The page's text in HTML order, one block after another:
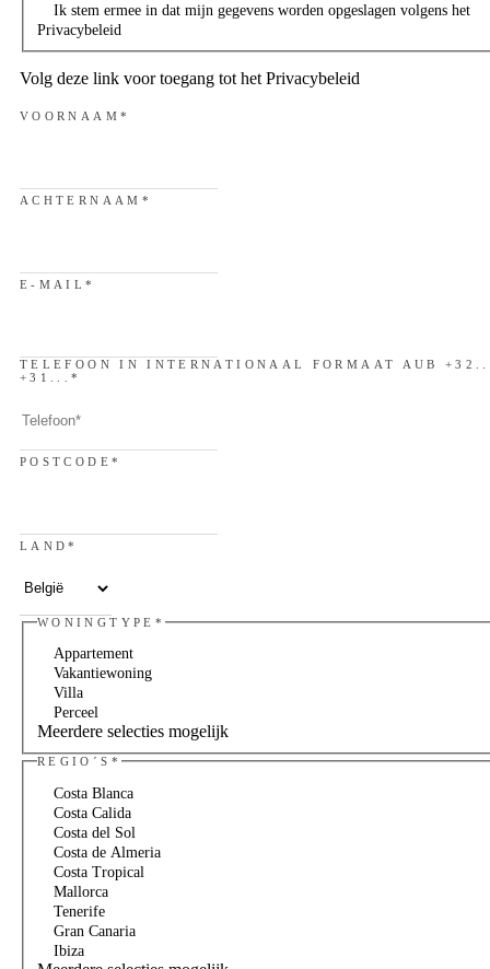
Ik stem ermee in dat mijn gegevens worden opgeslagen volgens het
Privacybeleid
Volg deze link voor toegang tot het Privacybeleid
VOORNAAM *
ACHTERNAAM *
E-MAIL*
TELEFOON IN INTERNATIONAAL FORMAAT AUB
+31...*
POSTCODE *
LAND*
WONINGTYPE *
Appartement
Vakantiewoning
Villa
Perceel
Meerdere selecties mogelijk
REGIO´S *
Costa Blanca
Costa Calida
Costa del Sol
Costa de Almeria
Costa Tropical
Mallorca
Tenerife
Gran Canaria
Ibiza